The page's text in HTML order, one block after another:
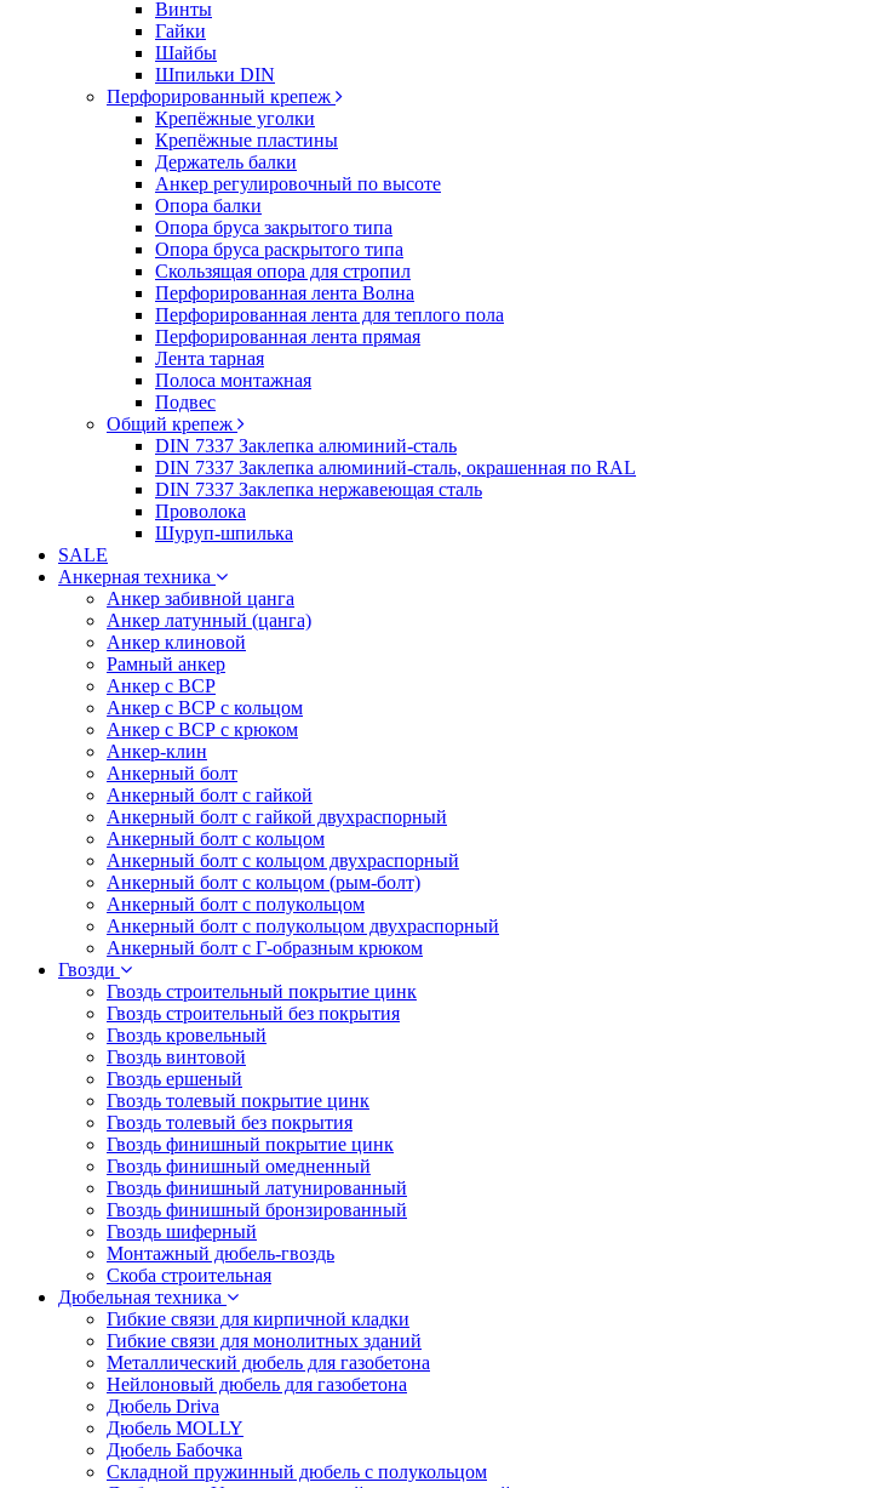
Винты
Гайки
Шайбы
Шпильки DIN
Перфорированный крепеж
Крепёжные уголки
Крепёжные пластины
Держатель балки
Анкер регулировочный по высоте
Опора балки
Опора бруса закрытого типа
Опора бруса раскрытого типа
Скользящая опора для стропил
Перфорированная лента Волна
Перфорированная лента для теплого пола
Перфорированная лента прямая
Лента тарная
Полоса монтажная
Подвес
Общий крепеж
DIN 7337 Заклепка алюминий-сталь
DIN 7337 Заклепка алюминий-сталь, окрашенная по RAL
DIN 7337 Заклепка нержавеющая сталь
Проволока
Шуруп-шпилька
SALE
Анкерная техника
Анкер забивной цанга
Анкер латунный (цанга)
Анкер клиновой
Рамный анкер
Анкер с ВСР
Анкер с ВСР с кольцом
Анкер с ВСР с крюком
Анкер-клин
Анкерный болт
Анкерный болт с гайкой
Анкерный болт с гайкой двухраспорный
Анкерный болт с кольцом
Анкерный болт с кольцом двухраспорный
Анкерный болт с кольцом (рым-болт)
Анкерный болт с полукольцом
Анкерный болт с полукольцом двухраспорный
Анкерный болт с Г-образным крюком
Гвозди
Гвоздь строительный покрытие цинк
Гвоздь строительный без покрытия
Гвоздь кровельный
Гвоздь винтовой
Гвоздь ершеный
Гвоздь толевый покрытие цинк
Гвоздь толевый без покрытия
Гвоздь финишный покрытие цинк
Гвоздь финишный омедненный
Гвоздь финишный латунированный
Гвоздь финишный бронзированный
Гвоздь шиферный
Монтажный дюбель-гвоздь
Скоба строительная
Дюбельная техника
Гибкие связи для кирпичной кладки
Гибкие связи для монолитных зданий
Металлический дюбель для газобетона
Нейлоновый дюбель для газобетона
Дюбель Driva
Дюбель MOLLY
Дюбель Бабочка
Складной пружинный дюбель с полукольцом